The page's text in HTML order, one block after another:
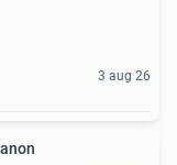
3 aug 26